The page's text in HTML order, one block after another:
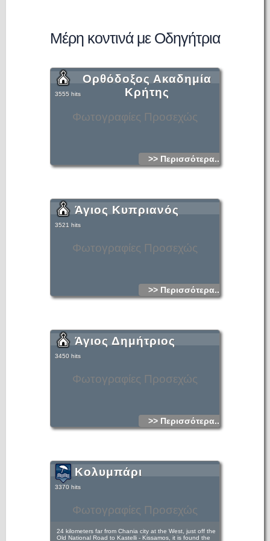
Μέρη κοντινά με Οδηγήτρια
Φωτογραφίες Προσεχώς
Ορθόδοξος Ακαδημία
Κρήτης
3555 hits
>> Περισσότερα...
Φωτογραφίες Προσεχώς
Άγιος Κυπριανός
3521 hits
>> Περισσότερα...
Φωτογραφίες Προσεχώς
Άγιος Δημήτριος
3450 hits
>> Περισσότερα...
Φωτογραφίες Προσεχώς
Κολυμπάρι
3370 hits
24 kilometers far from Chania city at the West, just off the
Old National Road to Kastelli - Kissamos, it is found the